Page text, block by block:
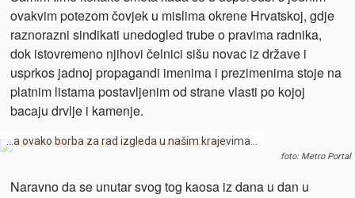
ovakvim potezom čovjek u mislima okrene Hrvatskoj, gdje
raznorazni sindikati unedogled trube o pravima radnika,
dok istovremeno njihovi čelnici sišu novac iz države i
usprkos jadnoj propagandi imenima i prezimenima stoje na
platnim listama postavljenim od strane vlasti po kojoj
bacaju drvlje i kamenje.
…a ovako borba za rad izgleda u našim krajevima…
foto: Metro Portal
Naravno da se unutar svog tog kaosa iz dana u dan u